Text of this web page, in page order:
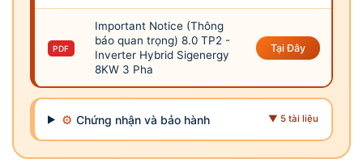
PDF
Important Notice (Thông
báo quan trọng) 8.0 TP2 -
Inverter Hybrid Sigenergy
8KW 3 Pha
Tại Đây
⚙ Chứng nhận và bảo hành ▼ 5 tài liệu